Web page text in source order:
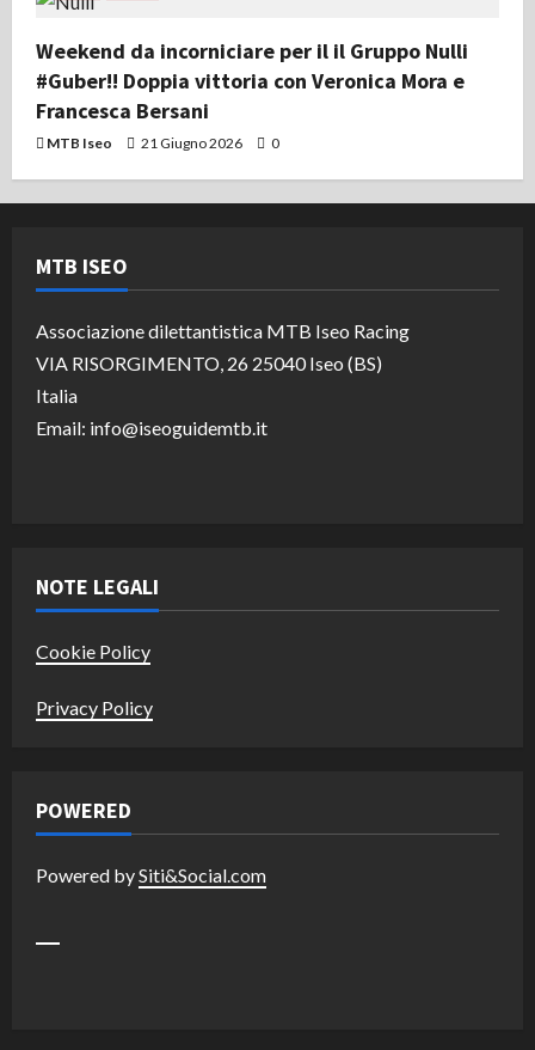
Weekend da incorniciare per il il Gruppo Nulli
#Guber!! Doppia vittoria con Veronica Mora e
Francesca Bersani
MTB Iseo 21 Giugno 2026 0
MTB ISEO
Associazione dilettantistica MTB Iseo Racing
VIA RISORGIMENTO, 26 25040 Iseo (BS)
Italia
Email: info@iseoguidemtb.it
NOTE LEGALI
Cookie Policy
Privacy Policy
POWERED
Powered bySiti&Social.com